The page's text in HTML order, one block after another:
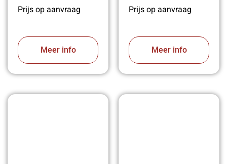
Prijs op aanvraag
Meer info
Prijs op aanvraag
Meer info